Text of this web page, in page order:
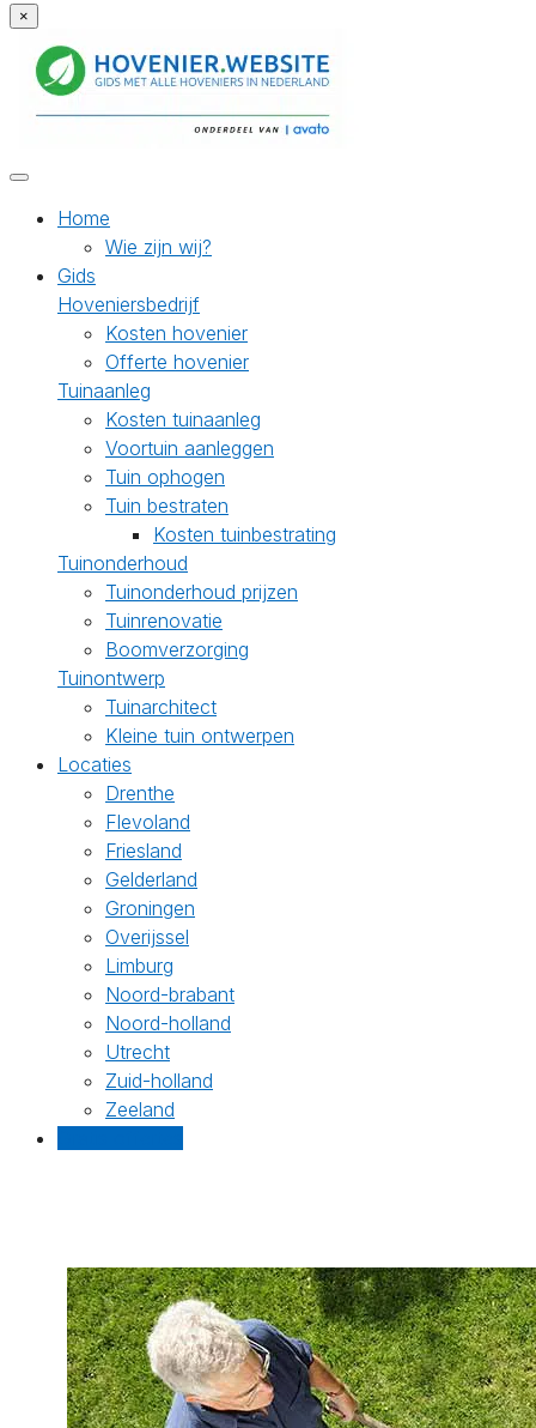
×
Home
Wie zijn wij?
Gids
Hoveniersbedrijf
Kosten hovenier
Offerte hovenier
Tuinaanleg
Kosten tuinaanleg
Voortuin aanleggen
Tuin ophogen
Tuin bestraten
Kosten tuinbestrating
Tuinonderhoud
Tuinonderhoud prijzen
Tuinrenovatie
Boomverzorging
Tuinontwerp
Tuinarchitect
Kleine tuin ontwerpen
Locaties
Drenthe
Flevoland
Friesland
Gelderland
Groningen
Overijssel
Limburg
Noord-brabant
Noord-holland
Utrecht
Zuid-holland
Zeeland